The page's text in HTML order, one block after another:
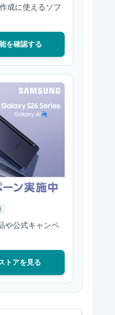
成に使えるソフ
を確認する
や公式キャンペ
トアを見る